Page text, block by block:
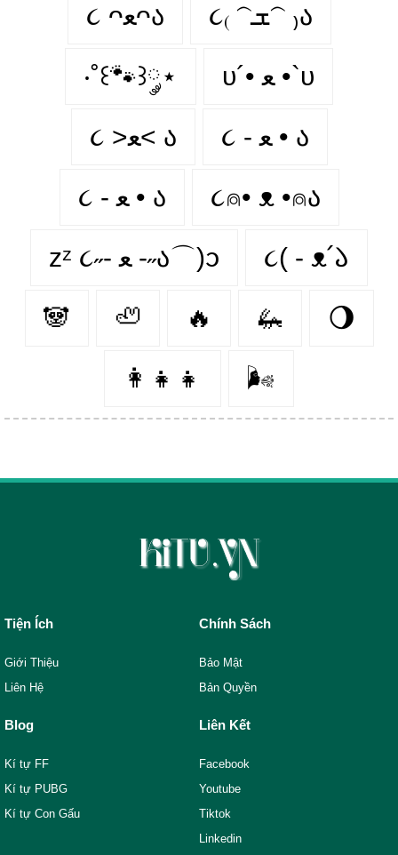
૮ ᴖﻌᴖა ૮₍ 𝁽ܫ𝁽 ₎ა
‧˚꒰🐾꒱༘⋆ υ´• ﻌ •`υ
૮ >ﻌ< ა ૮ - ﻌ • ა⁩
૮ - ﻌ • ა ૮⍝• ᴥ •⍝ა
zᶻ ૮˶- ﻌ -˶ა⌒)ᦱ ૮( - ᴥ՛𑁬
🐼 🦥 🔥 🦗 🌖
👩‍👧‍👧 🌬️
Tiện Ích
Giới Thiệu
Liên Hệ
Chính Sách
Bảo Mật
Bản Quyền
Blog
Kí tự FF
Kí tự PUBG
Kí tự Con Gấu
Liên Kết
Facebook
Youtube
Tiktok
Linkedin